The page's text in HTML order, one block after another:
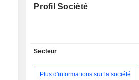
Profil Société
Secteur
Plus d'informations sur la société